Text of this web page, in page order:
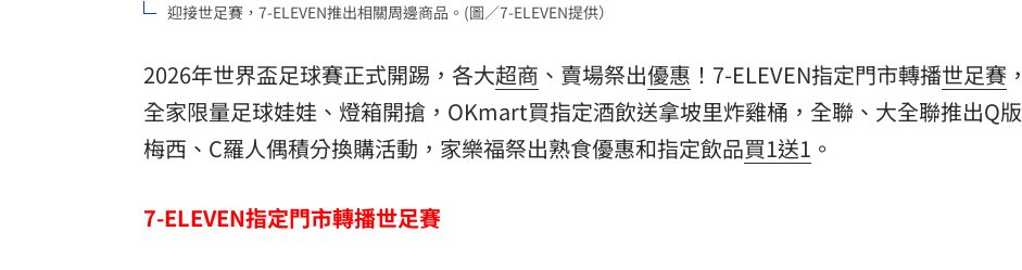
迎接世足賽，7-ELEVEN推出相關周邊商品。(圖／7-ELEVEN提供）
2026年世界盃足球賽正式開踢，各大超商 、賣場祭出優惠 ！7-ELEVEN指定門市轉播世足賽 ，
全家限量足球娃娃、燈箱開搶，OKmart買指定酒飲送拿坡里炸雞桶，全聯、大全聯推出Q版
梅西、C羅人偶積分換購活動，家樂福祭出熟食優惠和指定飲品買1送1 。
7-ELEVEN指定門市轉播世足賽